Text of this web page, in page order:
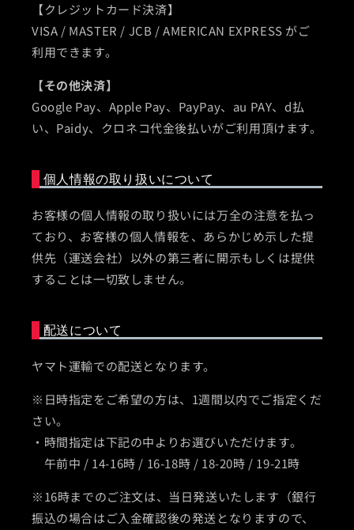
【クレジットカード決済】
VISA / MASTER / JCB / AMERICAN EXPRESS がご
利用できます。
【その他決済】
Google Pay、Apple Pay、PayPay、au PAY、d払
い、Paidy、クロネコ代金後払いがご利用頂けます。
個人情報の取り扱いについて
お客様の個人情報の取り扱いには万全の注意を払っ
ており、お客様の個人情報を、あらかじめ示した提
供先（運送会社）以外の第三者に開示もしくは提供
することは一切致しません。
配送について
ヤマト運輸での配送となります。
※日時指定をご希望の方は、1週間以内でご指定くだ
さい。
・時間指定は下記の中よりお選びいただけます。
午前中 / 14-16時 / 16-18時 / 18-20時 / 19-21時
※16時までのご注文は、当日発送いたします（銀行
振込の場合はご入金確認後の発送となりますので、